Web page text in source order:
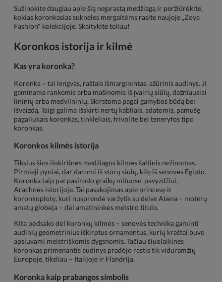
Sužinokite daugiau apie šią neįprastą medžiagą ir peržiūrėkite,
kokias koronkasias sukneles mergaitėms rasite naujoje „Zoya
Fashion" kolekcijoje. Skaitykite toliau!
Koronkos istorija ir kilmė
Kas yra koronka?
Koronka – tai lengvas, raštais išmarginintas, ažūrinis audinys. Ji
gaminama rankomis arba mašinomis iš įvairių siūlų, dažniausiai
lininių arba medvilninių. Skirstoma pagal gamybos būdą bei
išvaizdą. Taigi galima išskirti nertų kabliais, adatomis, pamušę
pagaliukais koronkas, tinkleliais, frivolite bei teneryfos tipo
koronkas.
Koronkos kilmės istorija
Tikslus šios išskirtinės medžiagos kilmės šaltinis nežinomas.
Pirmieji pyniai, dar daromi iš storų siūlų, kilę iš senovės Egipto.
Koronka taip pat pasirodo graikų mituose, pavyzdžiui,
Arachnės istorijoje. Tai pasakojimas apie princesę ir
koronkoplotę, kuri nusprendė varžytis su deive Atėna – moterų
amatų globėja – dėl amatininkės meistro titulo.
Kita pėdsako dėl koronkų kilmės – senovės technika gaminti
audinių geometrinius iškirptus ornamentus, kurių kraštai buvo
apsiuvami meistriškomis dygsnomis. Tačiau šiuolaikines
koronkas primenantis audinys pradėjo rastis tik viduramžių
Europoje, tiksliau – Italijoje ir Flandrija.
Koronka kaip prabangos simbolis